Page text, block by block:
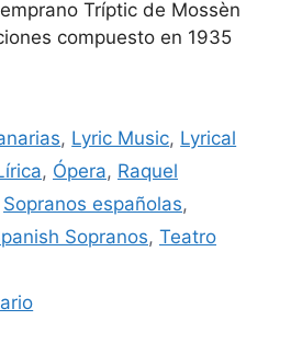
Tríptic de Mossèn
compuesto en 1935
, Lyric Music, Lyrical
, Ópera, Raquel
Sopranos españolas,
Sopranos, Teatro